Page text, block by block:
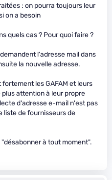
: on pourra toujours leur
on a besoin
quels cas ? Pour quoi faire ?
l'adresse mail dans
la nouvelle adresse.
les GAFAM et leurs
attention à leur propre
d'adresse e-mail n'est pas
liste de fournisseurs de
à tout moment".